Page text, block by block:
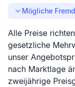
Mögliche
Alle Preise
gesetzliche
unser
nach Marktlage
zweijährige